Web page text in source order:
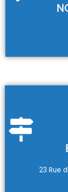
23 Rue